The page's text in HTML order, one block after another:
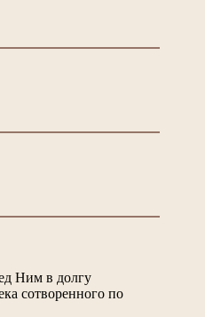
Ним в долгу
сотворенного по